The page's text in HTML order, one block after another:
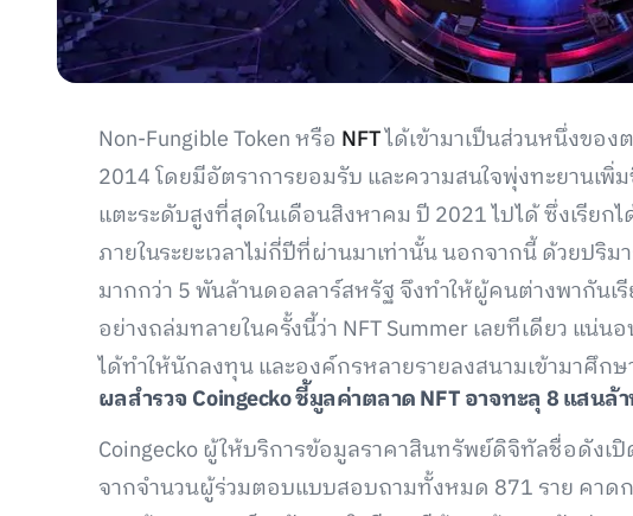
Non-Fungible Token หรือ NFTได้เข้ามาเป็นส่วนหนึ่งขอ
2014 โดยมีอัตราการยอมรับ และความสนใจพุ่งทะยานเพิ่
แตะระดับสูงที่สุดในเดือนสิงหาคม ปี 2021 ไปได้ ซึ่งเรียกไ
ภายในระยะเวลาไม่กี่ปีที่ผ่านมาเท่านั้น นอกจากนี้ ด้วยปริ
มากกว่า 5 พันล้านดอลลาร์สหรัฐ จึงทำให้ผู้คนต่างพากัน
อย่างถล่มทลายในครั้งนี้ว่า NFT Summer เลยทีเดียว แน่
ได้ทำให้นักลงทุน และองค์กรหลายรายลงสนามเข้ามาศึก
ผลสำรวจ Coingeckoชี้มูลค่าตลาด NFTอาจทะลุ 8แสนล้
Coingecko ผู้ให้บริการข้อมูลราคาสินทรัพย์ดิจิทัลชื่อดังเปิ
จากจำนวนผู้ร่วมตอบแบบสอบถามทั้งหมด 871 ราย คาด